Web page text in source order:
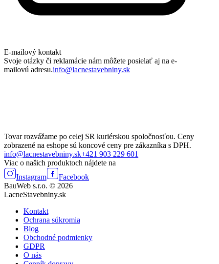
E-mailový kontakt
Svoje otázky či reklamácie nám môžete posielať aj na e-
mailovú adresu.info@lacnestavebniny.sk
Tovar rozvážame po celej SR kuriérskou spoločnosťou. Ceny
zobrazené na eshope sú koncové ceny pre zákazníka s DPH.
info@lacnestavebniny.sk+421 903 229 601
Viac o našich produktoch nájdete na
Instagram
Facebook
BauWeb s.r.o. © 2026
LacneStavebniny.sk
Kontakt
Ochrana súkromia
Blog
Obchodné podmienky
GDPR
O nás